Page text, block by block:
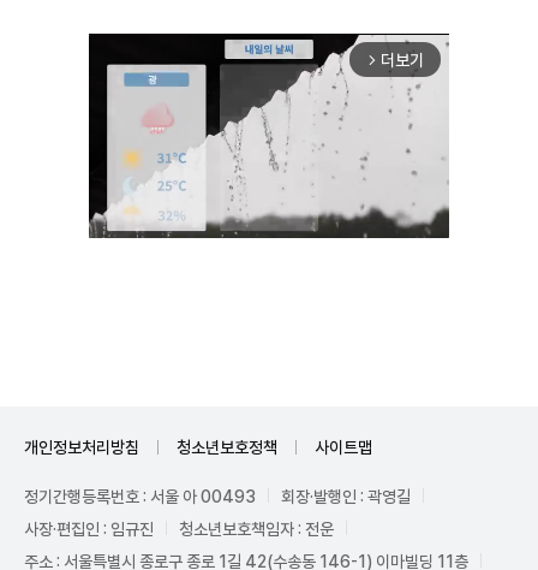
arrow_forward_ios 더보기
개인정보처리방침 청소년보호정책 사이트맵
정기간행등록번호 : 서울 아 00493
회장·발행인 : 곽영길
사장·편집인 : 임규진
청소년보호책임자 : 전운
주소 : 서울특별시 종로구 종로 1길 42(수송동 146-1) 이마빌딩 11층